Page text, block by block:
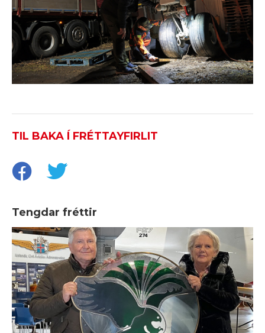
TIL BAKA Í FRÉTTAYFIRLIT
Tengdar fréttir